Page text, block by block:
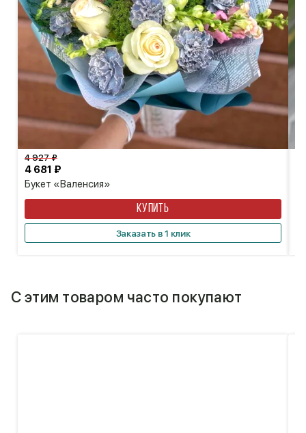
Букет «Валенсия»
4 681 ₽
4 927 ₽
КУПИТЬ
Заказать в 1 клик
С этим товаром часто покупают